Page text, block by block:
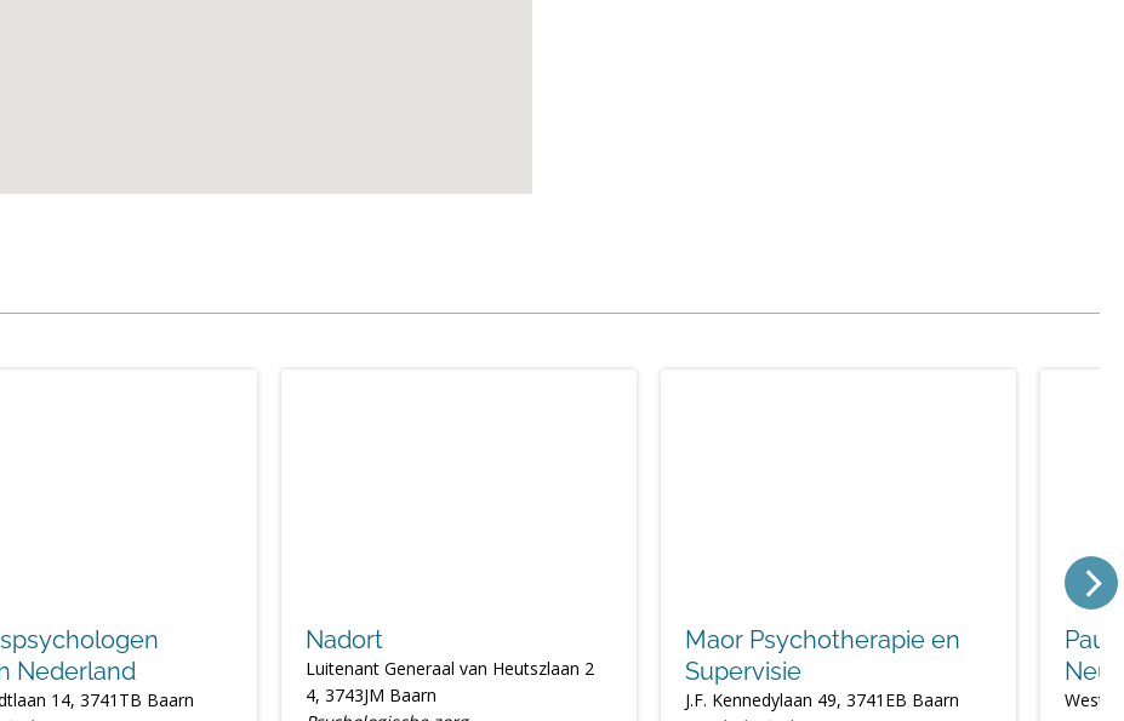
Nederland
14, 3741TB Baarn
Nadort
Luitenant Generaal van Heutszlaan 2
4, 3743JM Baarn
Maor Psychotherapie en
Supervisie
J.F. Kennedylaan 49, 3741EB Baarn